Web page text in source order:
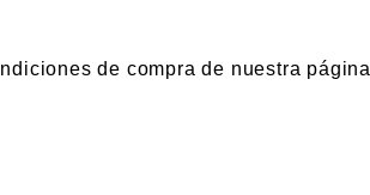
de compra de nuestra página